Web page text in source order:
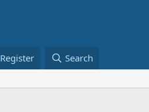
Register Search